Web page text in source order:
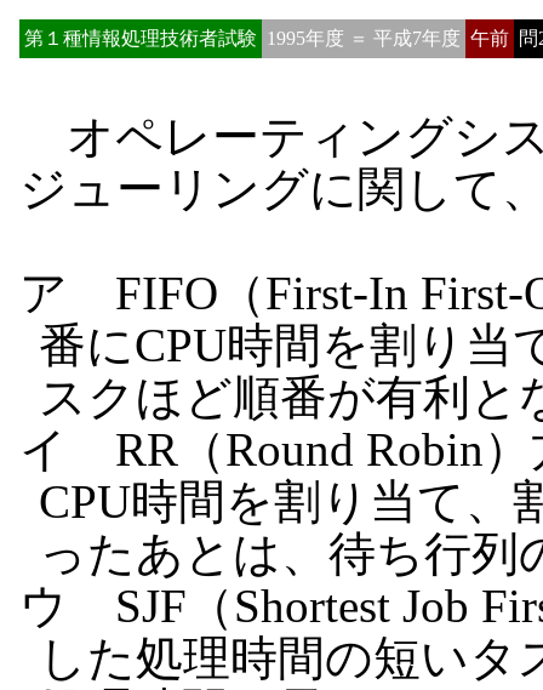
第１種情報処理技術者試験 1995年度 ＝ 平成7年度 午前 問
オペレーティングシ
ジューリングに関して
ア FIFO（First-In First-
番にCPU時間を割り当
スクほど順番が有利と
イ RR（Round Robin
CPU時間を割り当て、
ったあとは、待ち行列
ウ SJF（Shortest Job
した処理時間の短い